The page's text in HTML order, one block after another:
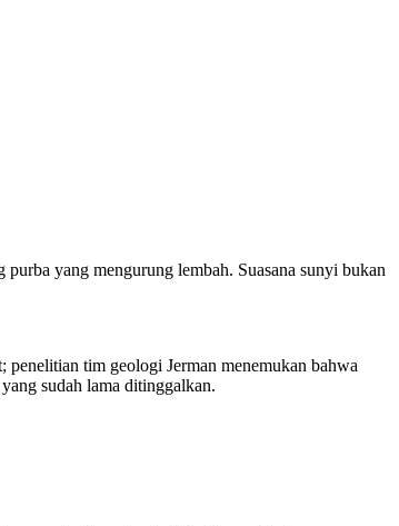
yang mengurung lembah. Suasana sunyi bukan
tim geologi Jerman menemukan bahwa
sudah lama ditinggalkan.